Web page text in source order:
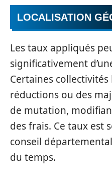
LOCALISATION
Les taux appliqués
significativement
Certaines
réductions ou des
de mutation,
des frais. Ce taux est
conseil
du temps.